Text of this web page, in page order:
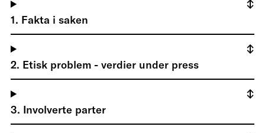
1. Fakta i saken
2. Etisk problem - verdier under press
3. Involverte parter